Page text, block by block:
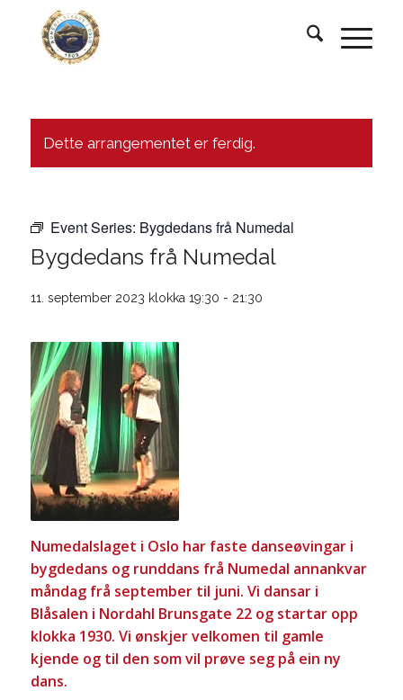
Dette arrangementet er ferdig.
Event Series: Bygdedans frå Numedal
Bygdedans frå Numedal
11. september 2023 klokka 19:30 - 21:30
Numedalslaget i Oslo har faste danseøvingar i
bygdedans og runddans frå Numedal annankvar
måndag frå september til juni. Vi dansar i
Blåsalen i Nordahl Brunsgate 22 og startar opp
klokka 1930. Vi ønskjer velkomen til gamle
kjende og til den som vil prøve seg på ein ny
dans.